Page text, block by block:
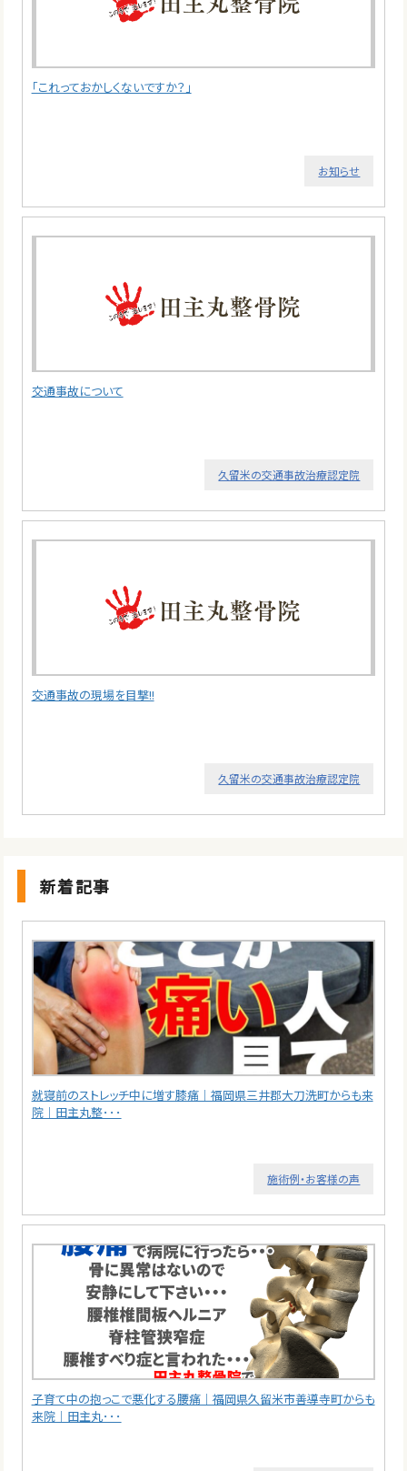
「これっておかしくないですか？」
お知らせ
交通事故について
久留米の交通事故治療認定院
交通事故の現場を目撃!!
久留米の交通事故治療認定院
新着記事
就寝前のストレッチ中に増す膝痛｜福岡県三井郡大刀洗町からも来
院｜田主丸整･･･
施術例・お客様の声
子育て中の抱っこで悪化する腰痛｜福岡県久留米市善導寺町からも
来院｜田主丸･･･